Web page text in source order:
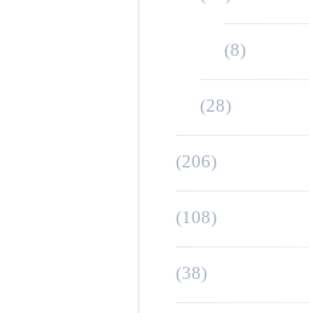
(8)
(28)
(206)
(108)
(38)